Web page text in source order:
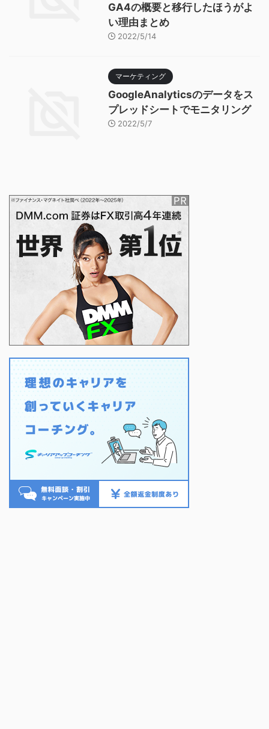
GA4の概要と移行したほうがよ
い理由まとめ
2022/5/14
マーケティング
GoogleAnalyticsのデータをス
プレッドシートでモニタリング
2022/5/7